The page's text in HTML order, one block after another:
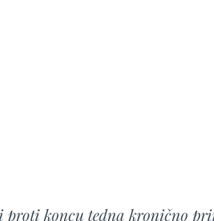
proti koncu tedna kronično